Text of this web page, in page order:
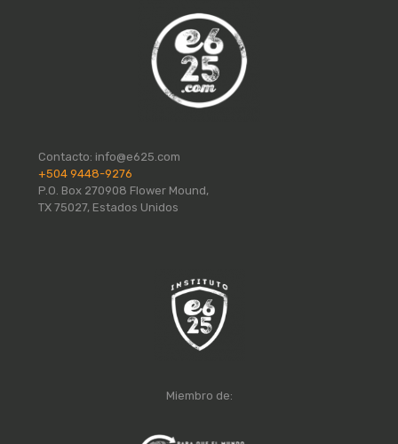
Contacto: info@e625.com
+504 9448-9276
P.O. Box 270908 Flower Mound,
TX 75027, Estados Unidos
Miembro de: